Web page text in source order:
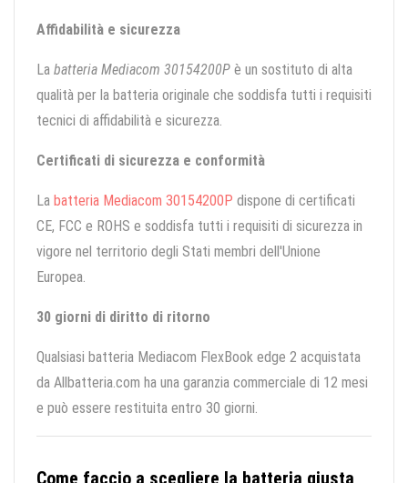
Affidabilità e sicurezza
La batteria Mediacom 30154200P è un sostituto di alta
qualità per la batteria originale che soddisfa tutti i requisiti
tecnici di affidabilità e sicurezza.
Certificati di sicurezza e conformità
La batteria Mediacom 30154200P dispone di certificati
CE, FCC e ROHS e soddisfa tutti i requisiti di sicurezza in
vigore nel territorio degli Stati membri dell'Unione
Europea.
30 giorni di diritto di ritorno
Qualsiasi batteria Mediacom FlexBook edge 2 acquistata
da Allbatteria.com ha una garanzia commerciale di 12 mesi
e può essere restituita entro 30 giorni.